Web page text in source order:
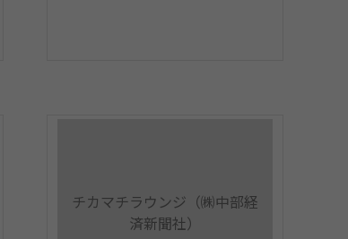
チカマチラウンジ（㈱中部経
済新聞社）